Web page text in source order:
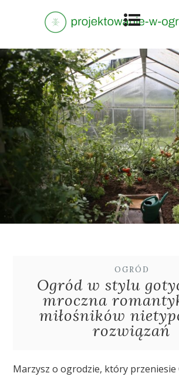
OGRÓD
Ogród w stylu
mroczna
miłośników
rozwiązań
Marzysz o ogrodzie, który przeniesie